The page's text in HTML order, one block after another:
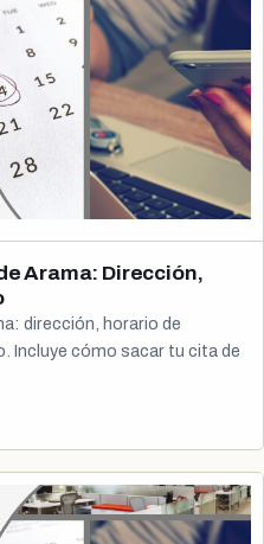
Arama: Dirección,
dirección, horario de
Incluye cómo sacar tu cita de